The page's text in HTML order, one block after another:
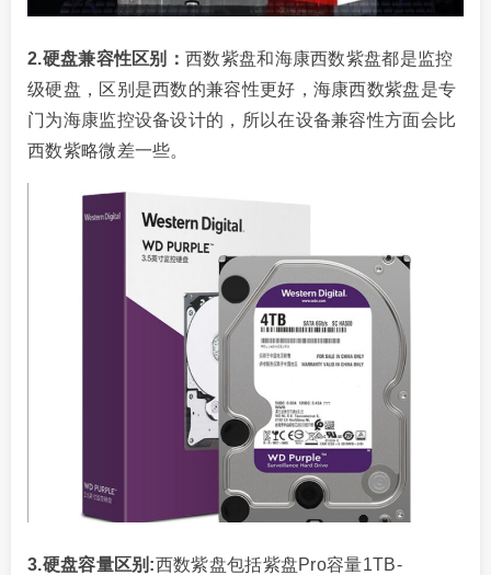
2.硬盘兼容性区别： 西数紫盘和海康西数紫盘都是监控
级硬盘，区别是西数的兼容性更好，海康西数紫盘是专
门为海康监控设备设计的，所以在设备兼容性方面会比
西数紫略微差一些。
3.硬盘容量区别:西数紫盘包括紫盘Pro容量1TB-